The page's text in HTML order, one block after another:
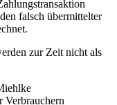
falsch übermittelter
zur Zeit nicht als
Verbrauchern